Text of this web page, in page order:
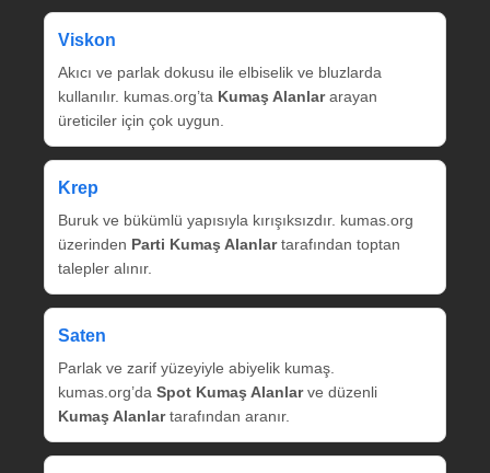
Viskon
Akıcı ve parlak dokusu ile elbiselik ve bluzlarda
kullanılır. kumas.org’ta Kumaş Alanlararayan
üreticiler için çok uygun.
Krep
Buruk ve bükümlü yapısıyla kırışıksızdır. kumas.org
üzerinden Parti Kumaş Alanlartarafından toptan
talepler alınır.
Saten
Parlak ve zarif yüzeyiyle abiyelik kumaş.
kumas.org’da Spot Kumaş Alanlarve düzenli
Kumaş Alanlartarafından aranır.